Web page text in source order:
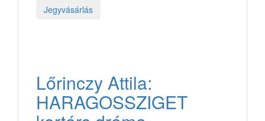
Jegyvásárlás
Lőrinczy Attila:
HARAGOSSZIGET